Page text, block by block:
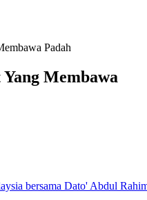
Padah
Membawa